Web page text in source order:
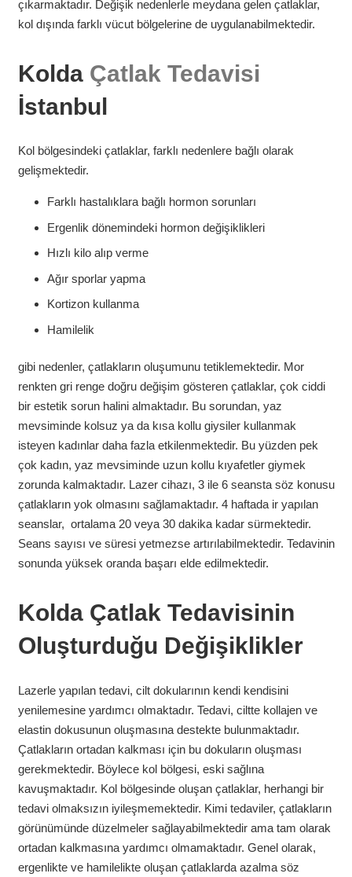
çıkarmaktadır. Değişik nedenlerle meydana gelen çatlaklar,
kol dışında farklı vücut bölgelerine de uygulanabilmektedir.
Kolda Çatlak Tedavisi
İstanbul
Kol bölgesindeki çatlaklar, farklı nedenlere bağlı olarak
gelişmektedir.
Farklı hastalıklara bağlı hormon sorunları
Ergenlik dönemindeki hormon değişiklikleri
Hızlı kilo alıp verme
Ağır sporlar yapma
Kortizon kullanma
Hamilelik
gibi nedenler, çatlakların oluşumunu tetiklemektedir. Mor
renkten gri renge doğru değişim gösteren çatlaklar, çok ciddi
bir estetik sorun halini almaktadır. Bu sorundan, yaz
mevsiminde kolsuz ya da kısa kollu giysiler kullanmak
isteyen kadınlar daha fazla etkilenmektedir. Bu yüzden pek
çok kadın, yaz mevsiminde uzun kollu kıyafetler giymek
zorunda kalmaktadır. Lazer cihazı, 3 ile 6 seansta söz konusu
çatlakların yok olmasını sağlamaktadır. 4 haftada ir yapılan
seanslar, ortalama 20 veya 30 dakika kadar sürmektedir.
Seans sayısı ve süresi yetmezse artırılabilmektedir. Tedavinin
sonunda yüksek oranda başarı elde edilmektedir.
Kolda Çatlak Tedavisinin
Oluşturduğu Değişiklikler
Lazerle yapılan tedavi, cilt dokularının kendi kendisini
yenilemesine yardımcı olmaktadır. Tedavi, ciltte kollajen ve
elastin dokusunun oluşmasına destekte bulunmaktadır.
Çatlakların ortadan kalkması için bu dokuların oluşması
gerekmektedir. Böylece kol bölgesi, eski sağlına
kavuşmaktadır. Kol bölgesinde oluşan çatlaklar, herhangi bir
tedavi olmaksızın iyileşmemektedir. Kimi tedaviler, çatlakların
görünümünde düzelmeler sağlayabilmektedir ama tam olarak
ortadan kalkmasına yardımcı olmamaktadır. Genel olarak,
ergenlikte ve hamilelikte oluşan çatlaklarda azalma söz